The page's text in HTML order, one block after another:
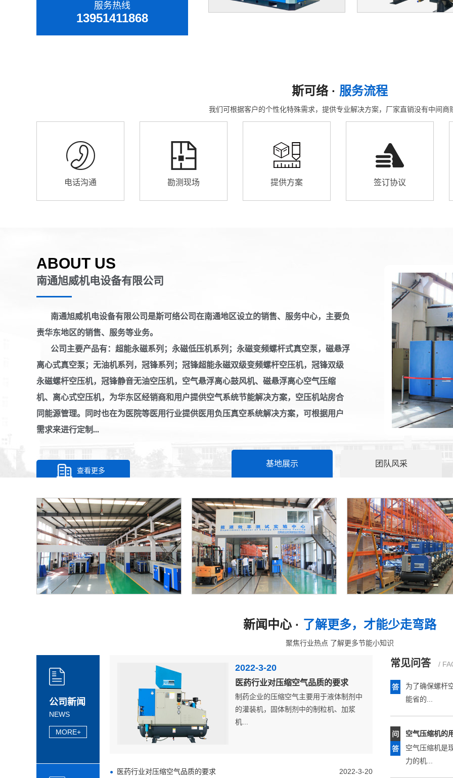
服务热线
13951411868
斯可络 · 服务流程
我们可根据客户的个性化特殊需求，提供专业解决方案，厂家直销没有中间商
电话沟通 勘测现场 提供方案 签订协议
ABOUT US
南通旭威机电设备有限公司
南通旭威机电设备有限公司是斯可络公司在南通地区设立的销售、服务中心，主要负
责华东地区的销售、服务等业务。
公司主要产品有：超能永磁系列；永磁低压机系列；永磁变频螺杆式真空泵，磁悬浮
离心式真空泵；无油机系列，冠锋系列；冠锋超能永磁双级变频螺杆空压机，冠锋双级
永磁螺杆空压机，冠锋静音无油空压机，空气悬浮离心鼓风机、磁悬浮离心空气压缩
机、离心式空压机，为华东区经销商和用户提供空气系统节能解决方案，空压机站房合
同能源管理。同时也在为医院等医用行业提供医用负压真空系统解决方案，可根据用户
需求来进行定制...
查看更多
基地展示 团队风采
新闻中心 · 了解更多，才能少走弯路
聚焦行业热点 了解更多节能小知识
公司新闻
NEWS
MORE+
2022-3-20
医药行业对压缩空气品质的要求
制药企业的压缩空气主要用于液体制剂中
的灌装机，固体制剂中的制粒机、加浆
机...
医药行业对压缩空气品质的要求 2022-3-20
常见问答 /
空气压缩机的
空气压缩机
干式无油空压
空压机在运转
集过多...
螺杆压缩机的
为了确保螺杆
力的机...